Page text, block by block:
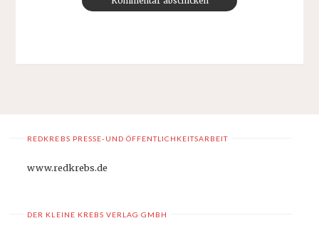
REDKREBS PRESSE-UND ÖFFENTLICHKEITSARBEIT
www.redkrebs.de
DER KLEINE KREBS VERLAG GMBH